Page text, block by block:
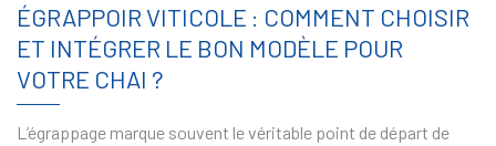
ÉGRAPPOIR VITICOLE : COMMENT CHOISIR
ET INTÉGRER LE BON MODÈLE POUR
VOTRE CHAI ?
L’égrappage marque souvent le véritable point de départ de